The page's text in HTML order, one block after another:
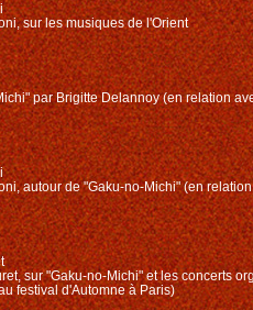
sur les musiques de l'Orient
par Brigitte Delannoy (en relation
autour de "Gaku-no-Michi" (en
sur "Gaku-no-Michi" et les concerts
festival d'Automneà Paris)